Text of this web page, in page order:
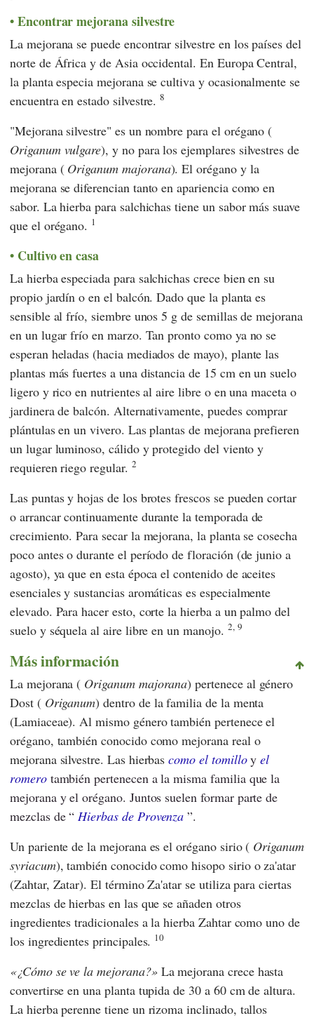
Encontrar mejorana silvestre
La mejorana se puede encontrar silvestre en los países del
norte de África y de Asia occidental. En Europa Central,
la planta especia mejorana se cultiva y ocasionalmente se
encuentra en estado silvestre.8
"Mejorana silvestre" es un nombre para el orégano (
Origanum vulgare), y no para los ejemplares silvestres de
mejorana ( Origanum majorana). El orégano y la
mejorana se diferencian tanto en apariencia como en
sabor. La hierba para salchichas tiene un sabor más suave
que el orégano. 1
Cultivo en casa
La hierba especiada para salchichas crece bien en su
propio jardín o en el balcón. Dado que la planta es
sensible al frío, siembre unos 5 g de semillas de mejorana
en un lugar frío en marzo. Tan pronto como ya no se
esperan heladas (hacia mediados de mayo), plante las
plantas más fuertes a una distancia de 15 cm en un suelo
ligero y rico en nutrientes al aire libre o en una maceta o
jardinera de balcón. Alternativamente, puedes comprar
plántulas en un vivero. Las plantas de mejorana prefieren
un lugar luminoso, cálido y protegido del viento y
requieren riego regular. 2
Las puntas y hojas de los brotes frescos se pueden cortar
o arrancar continuamente durante la temporada de
crecimiento. Para secar la mejorana, la planta se cosecha
poco antes o durante el período de floración (de junio a
agosto), ya que en esta época el contenido de aceites
esenciales y sustancias aromáticas es especialmente
elevado. Para hacer esto, corte la hierba a un palmo del
suelo y séquela al aire libre en un manojo. 2, 9
Más información
La mejorana ( Origanum majorana) pertenece al género
Dost ( Origanum) dentro de la familia de la menta
(Lamiaceae). Al mismo género también pertenece el
orégano, también conocido como mejorana real o
mejorana silvestre. Las hierbascomo el tomilloyel
romerotambién pertenecen a la misma familia que la
mejorana y el orégano. Juntos suelen formar parte de
mezclas de “ Hierbas de Provenza ”.
Un pariente de la mejorana es el orégano sirio ( Origanum
syriacum), también conocido como hisopo sirio o za'atar
(Zahtar, Zatar). El término Za'atar se utiliza para ciertas
mezclas de hierbas en las que se añaden otros
ingredientes tradicionales a la hierba Zahtar como uno de
los ingredientes principales. 10
¿Cómo se ve la mejorana? La mejorana crece hasta
convertirse en una planta tupida de 30 a 60 cm de altura.
La hierba perenne tiene un rizoma inclinado, tallos